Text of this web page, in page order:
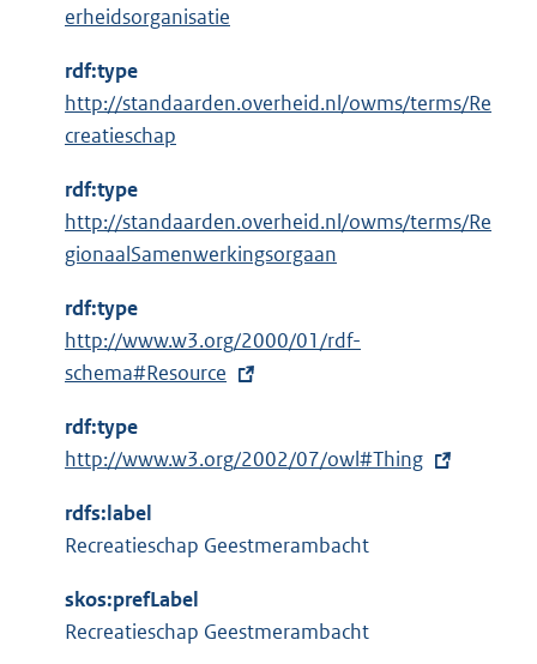
:erheidsorganisatie
rdf:type
http://standaarden.overheid.nl/owms/terms/Re
creatieschap
rdf:type
http://standaarden.overheid.nl/owms/terms/Re
gionaalSamenwerkingsorgaan
rdf:type
E
x
e
r
e
i
n
http://www.w3.org/2000/01/rdf-
schema#Resource
rdf:type
E
t
e
n
http://www.w3.org/2002/07/owl#Thing
rdfs:label
Recreatieschap Geestmerambacht
skos:prefLabel
Recreatieschap Geestmerambacht